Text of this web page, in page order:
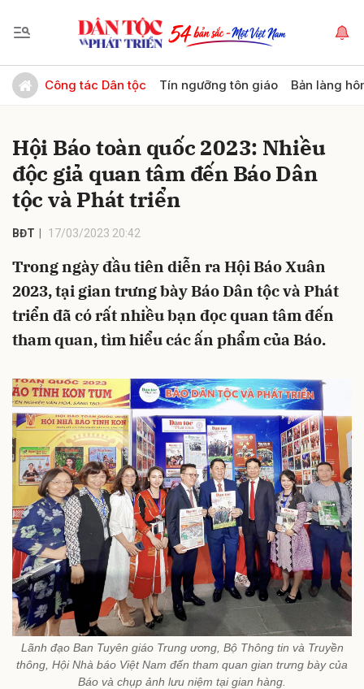
Công tác Dân tộc Tín ngưỡng tôn giáo Bản làng
Hội Báo toàn quốc 2023: Nhiều
độc giả quan tâm đến Báo Dân
tộc và Phát triển
BĐT 17/03/2023 20:42
Trong ngày đầu tiên diễn ra Hội Báo Xuân
2023, tại gian trưng bày Báo Dân tộc và Phát
triển đã có rất nhiều bạn đọc quan tâm đến
tham quan, tìm hiểu các ấn phẩm của Báo.
Lãnh đạo Ban Tuyên giáo Trung ương, Bộ Thông tin và Truyền
thông, Hội Nhà báo Việt Nam đến tham quan gian trưng bày của
Báo và chụp ảnh lưu niệm tại gian hàng.
Gửi bình luận